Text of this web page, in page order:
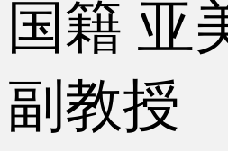
国籍 亚
副教授